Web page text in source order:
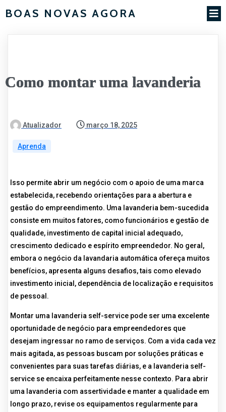
BOAS NOVAS AGORA
Como montar uma lavanderia
Atualizador março 18, 2025
Aprenda
Isso permite abrir um negócio com o apoio de uma marca
estabelecida, recebendo orientações para a abertura e
gestão do empreendimento. Uma lavanderia bem-sucedida
consiste em muitos fatores, como funcionários e gestão de
qualidade, investimento de capital inicial adequado,
crescimento dedicado e espírito empreendedor. No geral,
embora o negócio da lavandaria automática ofereça muitos
benefícios, apresenta alguns desafios, tais como elevado
investimento inicial, dependência de localização e requisitos
de pessoal.
Montar uma lavanderia self-service pode ser uma excelente
oportunidade de negócio para empreendedores que
desejam ingressar no ramo de serviços. Com a vida cada vez
mais agitada, as pessoas buscam por soluções práticas e
convenientes para suas tarefas diárias, e a lavanderia self-
service se encaixa perfeitamente nesse contexto. Para abrir
uma lavanderia com assertividade e manter a qualidade em
longo prazo, revise os equipamentos regularmente para